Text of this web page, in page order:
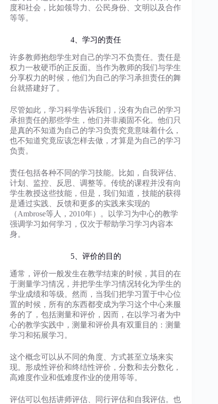
度和社会，比如领导力、公民身份、文明以及合作
等等。
4、学习的责任
许多教师抱怨学生对自己的学习不负责任。责任是
权力一枚硬币的正反面。当作为教师的我们与学生
分享权力的时候，他们为自己的学习承担责任的舞
台就搭建好了。
尽管如此，学习科学告诉我们，没有为自己的学习
承担责任的那些学生，他们并非顽固不化。他们只
是真的不知道为自己的学习负责究竟意味着什么，
也不知道究竟应该怎样去做，才算是为自己的学习
负责。
责任包括各种不同的学习技能。比如，自我评估、
计划、监控、反思、调整等。传统的课程并没有向
学生教授这些技能，但是，我们知道，技能的获得
是通过实践、反馈和更多的实践来实现的
（Ambrose等人，2010年）。以学习为中心的教学
强调学习如何学习，仅次于帮助学习学习内容本
身。
5、评价的目的
通常，评价一般发生在教学结束的时候，其目的在
于测量学习情况，并把学生学习情况转化为学生的
学业成绩和等级。然而，当我们把学习置于中心位
置的时候，所有的东西都变成为学习这个中心来服
务的了，包括测量和评价，因而，在以学习者为中
心的教学实践中，测量和评价具有双重目的：测量
学习和拓展学习。
这个概念可以从不同的角度、方式甚至立场来实
现。形成性评价和终结性评价，分数和去分数化，
高难度作业和低难度作业的使用等等。
评估可以包括讲师评估、同行评估和自我评估。也